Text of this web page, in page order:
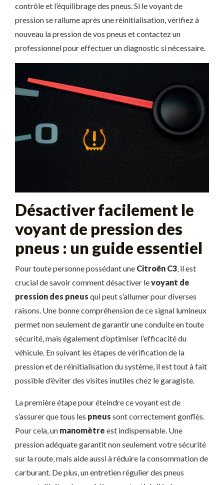
contrôle et l’équilibrage des pneus. Si le voyant de
pression se rallume après une réinitialisation, vérifiez à
nouveau la pression de vos pneus et contactez un
professionnel pour effectuer un diagnostic si nécessaire.
Désactiver facilement le
voyant de pression des
pneus : un guide essentiel
Pour toute personne possédant une Citroën C3 , il est
crucial de savoir comment désactiver levoyant de
pression des pneus qui peut s’allumer pour diverses
raisons. Une bonne compréhension de ce signal lumineux
permet non seulement de garantir une conduite en toute
sécurité, mais également d’optimiser l’efficacité du
véhicule. En suivant les étapes de vérification de la
pression et de réinitialisation du système, il est tout à fait
possible d’éviter des visites inutiles chez le garagiste.
La première étape pour éteindre ce voyant est de
s’assurer que tous les pneus sont correctement gonflés.
Pour cela, un manomètre est indispensable. Une
pression adéquate garantit non seulement votre sécurité
sur la route, mais aide aussi à réduire la consommation de
carburant. De plus, un entretien régulier des pneus